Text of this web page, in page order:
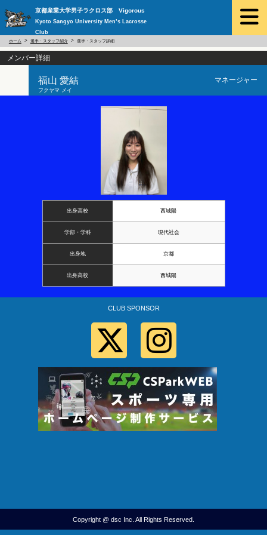
京都産業大学男子ラクロス部 Vigorous
Kyoto Sangyo University Men’s Lacrosse
Club
ホーム 選手・スタッフ紹介 選手・スタッフ詳細
メンバー詳細
福山 愛結
フクヤマ メイ
マネージャー
出身高校 西城陽
学部・学科 現代社会
出身地 京都
出身高校 西城陽
CLUB SPONSOR
Copyright @ dsc Inc. All Rights Reserved.